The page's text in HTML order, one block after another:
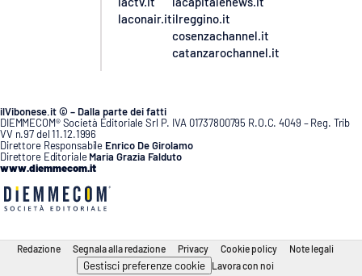
laconair.itilreggino.it
cosenzachannel.it
catanzarochannel.it
ilVibonese.it © – Dalla parte dei fatti
DIEMMECOM® Società Editoriale Srl P. IVA 01737800795 R.O.C. 4049 – Reg. Trib
VV n.97 del 11.12.1996
Direttore Responsabile Enrico De Girolamo
Direttore Editoriale Maria Grazia Falduto
www.diemmecom.it
Redazione Segnala alla redazione Privacy Cookie policy Note legali
Gestisci preferenze cookie Lavora con noi